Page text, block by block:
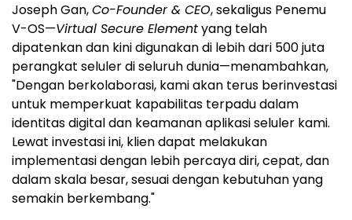
Joseph Gan,Co-Founder & CEO, sekaligus Penemu
V-OS—Virtual Secure Elementyang telah
dipatenkan dan kini digunakan di lebih dari 500 juta
perangkat seluler di seluruh dunia—menambahkan,
"Dengan berkolaborasi, kami akan terus berinvestasi
untuk memperkuat kapabilitas terpadu dalam
identitas digital dan keamanan aplikasi seluler kami.
Lewat investasi ini, klien dapat melakukan
implementasi dengan lebih percaya diri, cepat, dan
dalam skala besar, sesuai dengan kebutuhan yang
semakin berkembang."